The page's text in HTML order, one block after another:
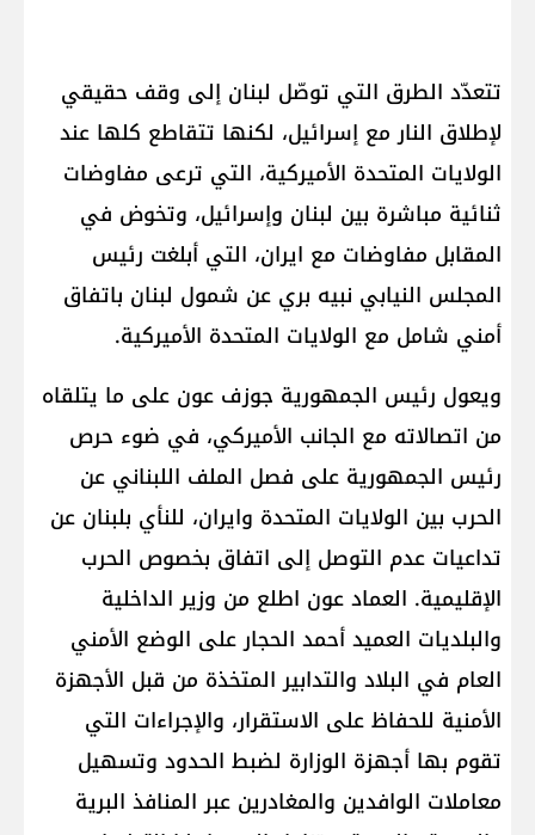
تتعدّد الطرق التي توصّل لبنان إلى وقف حقيقي
لإطلاق النار مع إسرائيل، لكنها تتقاطع كلها عند
الولايات المتحدة الأميركية، التي ترعى مفاوضات
ثنائية مباشرة بين لبنان وإسرائيل، وتخوض في
المقابل مفاوضات مع ايران، التي أبلغت رئيس
المجلس النيابي نبيه بري عن شمول لبنان باتفاق
أمني شامل مع الولايات المتحدة الأميركية.
ويعول رئيس الجمهورية جوزف عون على ما يتلقاه
من اتصالاته مع الجانب الأميركي، في ضوء حرص
رئيس الجمهورية على فصل الملف اللبناني عن
الحرب بين الولايات المتحدة وايران، للنأي بلبنان عن
تداعيات عدم التوصل إلى اتفاق بخصوص الحرب
الإقليمية. العماد عون اطلع من وزير الداخلية
والبلديات العميد أحمد الحجار على الوضع الأمني
العام في البلاد والتدابير المتخذة من قبل الأجهزة
الأمنية للحفاظ على الاستقرار، والإجراءات التي
تقوم بها أجهزة الوزارة لضبط الحدود وتسهيل
معاملات الوافدين والمغادرين عبر المنافذ البرية